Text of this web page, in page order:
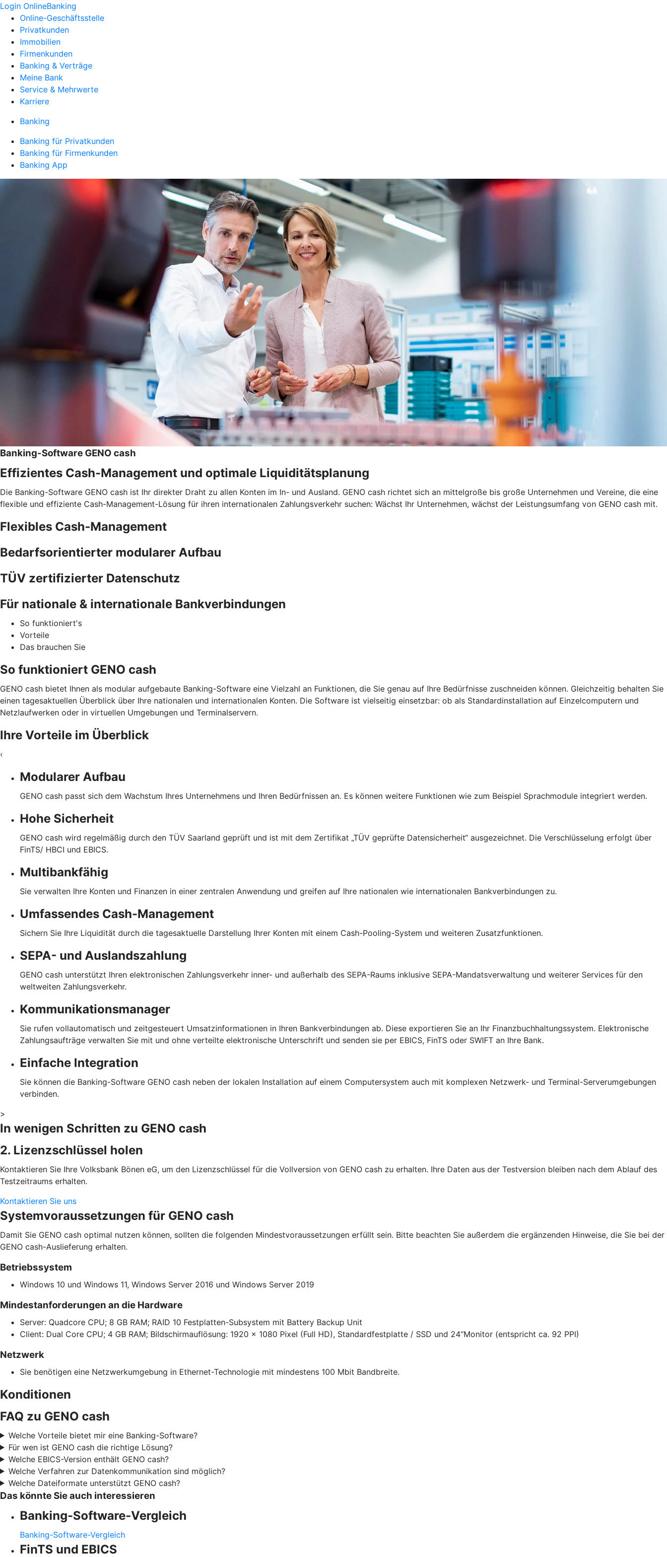
Login OnlineBanking
Online-Geschäftsstelle
Privatkunden
Immobilien
Firmenkunden
Banking & Verträge
Meine Bank
Service & Mehrwerte
Karriere
Banking
Banking für Privatkunden
Banking für Firmenkunden
Banking App
Banking-Software GENO cash
Effizientes Cash-Management und optimale Liquiditätsplanung
Die Banking-Software GENO cash ist Ihr direkter Draht zu allen Konten im In- und Ausland. GENO cash richtet sich an mittelgroße bis große Unternehmen und Vereine, die eine
flexible und effiziente Cash-Management-Lösung für ihren internationalen Zahlungsverkehr suchen: Wächst Ihr Unternehmen, wächst der Leistungsumfang von GENO cash mit.
Flexibles Cash-Management
Bedarfsorientierter modularer Aufbau
TÜV zertifizierter Datenschutz
Für nationale & internationale Bankverbindungen
So funktioniert's
Vorteile
Das brauchen Sie
So funktioniert GENO cash
GENO cash bietet Ihnen als modular aufgebaute Banking-Software eine Vielzahl an Funktionen, die Sie genau auf Ihre Bedürfnisse zuschneiden können. Gleichzeitig behalten Sie
einen tagesaktuellen Überblick über Ihre nationalen und internationalen Konten. Die Software ist vielseitig einsetzbar: ob als Standardinstallation auf Einzelcomputern und
Netzlaufwerken oder in virtuellen Umgebungen und Terminalservern.
Ihre Vorteile im Überblick
‹
Modularer Aufbau
GENO cash passt sich dem Wachstum Ihres Unternehmens und Ihren Bedürfnissen an. Es können weitere Funktionen wie zum Beispiel Sprachmodule integriert werden.
Hohe Sicherheit
GENO cash wird regelmäßig durch den TÜV Saarland geprüft und ist mit dem Zertifikat „TÜV geprüfte Datensicherheit“ ausgezeichnet. Die Verschlüsselung erfolgt über
FinTS/ HBCI und EBICS.
Multibankfähig
Sie verwalten Ihre Konten und Finanzen in einer zentralen Anwendung und greifen auf Ihre nationalen wie internationalen Bankverbindungen zu.
Umfassendes Cash-Management
Sichern Sie Ihre Liquidität durch die tagesaktuelle Darstellung Ihrer Konten mit einem Cash-Pooling-System und weiteren Zusatzfunktionen.
SEPA- und Auslandszahlung
GENO cash unterstützt Ihren elektronischen Zahlungsverkehr inner- und außerhalb des SEPA-Raums inklusive SEPA-Mandatsverwaltung und weiterer Services für den
weltweiten Zahlungsverkehr.
Kommunikationsmanager
Sie rufen vollautomatisch und zeitgesteuert Umsatzinformationen in Ihren Bankverbindungen ab. Diese exportieren Sie an Ihr Finanzbuchhaltungssystem. Elektronische
Zahlungsaufträge verwalten Sie mit und ohne verteilte elektronische Unterschrift und senden sie per EBICS, FinTS oder SWIFT an Ihre Bank.
Einfache Integration
Sie können die Banking-Software GENO cash neben der lokalen Installation auf einem Computersystem auch mit komplexen Netzwerk- und Terminal-Serverumgebungen
verbinden.
>
In wenigen Schritten zu GENO cash
2. Lizenzschlüssel holen
Kontaktieren Sie Ihre Volksbank Bönen eG, um den Lizenzschlüssel für die Vollversion von GENO cash zu erhalten. Ihre Daten aus der Testversion bleiben nach dem Ablauf des
Testzeitraums erhalten.
Kontaktieren Sie uns
Systemvoraussetzungen für GENO cash
Damit Sie GENO cash optimal nutzen können, sollten die folgenden Mindestvoraussetzungen erfüllt sein. Bitte beachten Sie außerdem die ergänzenden Hinweise, die Sie bei der
GENO cash-Auslieferung erhalten.
Betriebssystem
Windows 10 und Windows 11, Windows Server 2016 und Windows Server 2019
Mindestanforderungen an die Hardware
Server: Quadcore CPU; 8 GB RAM; RAID 10 Festplatten-Subsystem mit Battery Backup Unit
Client: Dual Core CPU; 4 GB RAM; Bildschirmauflösung: 1920 x 1080 Pixel (Full HD), Standardfestplatte / SSD und 24“Monitor (entspricht ca. 92 PPI)
Netzwerk
Sie benötigen eine Netzwerkumgebung in Ethernet-Technologie mit mindestens 100 Mbit Bandbreite.
Konditionen
FAQ zu GENO cash
Welche Vorteile bietet mir eine Banking-Software?
Für wen ist GENO cash die richtige Lösung?
Welche EBICS-Version enthält GENO cash?
Welche Verfahren zur Datenkommunikation sind möglich?
Welche Dateiformate unterstützt GENO cash?
Das könnte Sie auch interessieren
Banking-Software-Vergleich
Banking-Software-Vergleich
FinTS und EBICS